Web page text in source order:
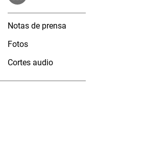
Notas de prensa
Fotos
Cortes audio